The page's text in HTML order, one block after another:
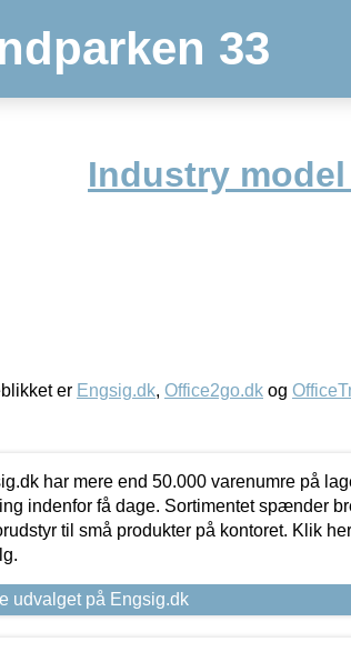
33
Industry model
er Engsig.dk, Office2go.dk og
har mere end 50.000 varenumre på
indenfor få dage. Sortimentet spænder
til små produkter på kontoret. Klik
udvalget på Engsig.dk